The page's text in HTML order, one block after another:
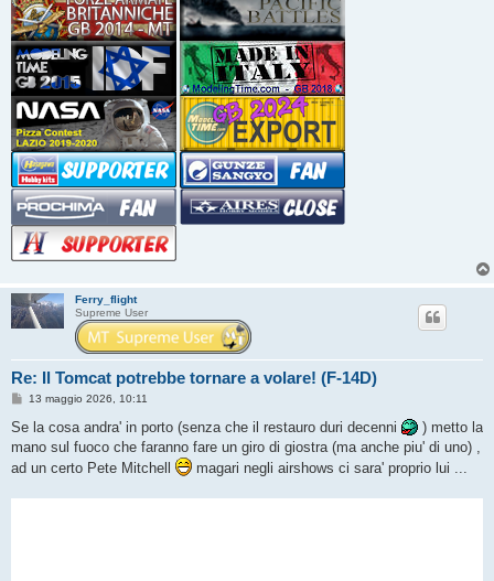
Ferry_flight
Supreme User
Re: Il Tomcat potrebbe tornare a volare! (F-14D)
M
s
a
g
13 maggio 2026, 10:11
Se la cosa andra' in porto (senza che il restauro duri decenni
) metto la
mano sul fuoco che faranno fare un giro di giostra (ma anche piu' di uno) ,
ad un certo Pete Mitchell
magari negli airshows ci sara' proprio lui ...